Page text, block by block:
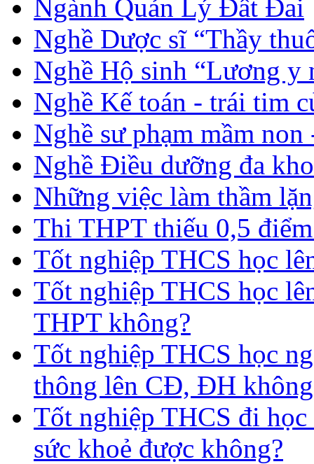
Ngành Quản Lý Đất Đai
Nghề Dược sĩ “Thầy
Nghề Hộ sinh “Lương y
Nghề Kế toán - trái tim
Nghề sư phạm mầm
Nghề Điều dưỡng đa
Những việc làm thầm
Thi THPT thiếu 0,5
Tốt nghiệp THCS học
Tốt nghiệp THCS học
THPT không?
Tốt nghiệp THCS học
thông lên CĐ, ĐH
Tốt nghiệp THCS đi học
sức khoẻ được không?